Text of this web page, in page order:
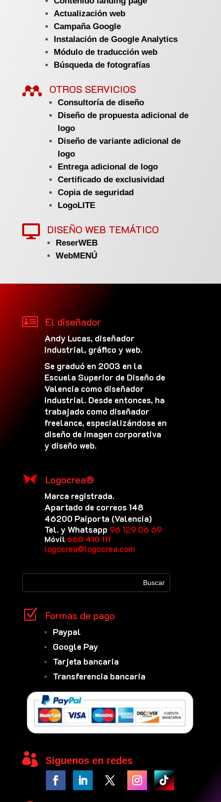
Actualización web
Campaña Google
Instalación de Google Analytics
Módulo de traducción web
Búsqueda de fotografías
 OTROS SERVICIOS
Consultoría de diseño
Diseño de propuesta adicional de
logo
Diseño de variante adicional de
logo
Entrega adicional de logo
Certificado de exclusividad
Copia de seguridad
LogoLITE
 DISEÑO WEB TEMÁTICO
ReserWEB
WebMENÚ
 El diseñador
Andy Lucas, diseñador
industrial, gráfico y web.
Se graduó en 2003 en la
Escuela Superior de Diseño de
Valencia como diseñador
industrial. Desde entonces, ha
trabajado como diseñador
freelance, especializándose en
diseño de imagen corporativa
y diseño web.
Logocrea®
Marca registrada.
Apartado de correos 148
46200 Paiporta (Valencia)
Tel. y Whatsapp 96 129 06 69
Móvil 660 410 111
logocrea@logocrea.com
Z Formas de pago
Paypal
Google Pay
Tarjeta bancaria
Transferencia bancaria
 Síguenos en redes